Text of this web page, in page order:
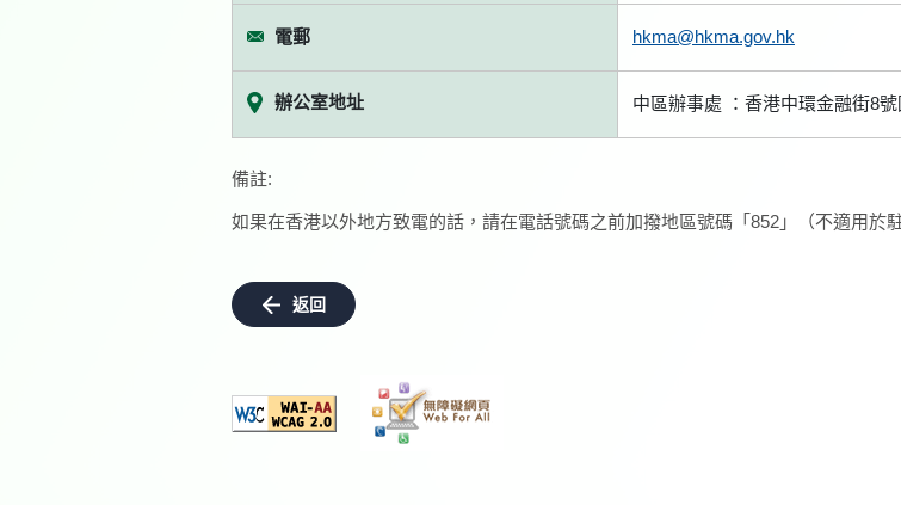
電郵 hkma@hkma.gov.hk
辦公室地址 中區辦事處 ：香港中環金融街8
備註:
如果在香港以外地方致電的話，請在電話號碼之前加撥地區號碼「852」（不適用於
返回